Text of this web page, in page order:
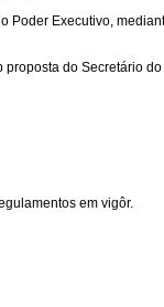
Poder Executivo,
do Secretário
em vigôr.